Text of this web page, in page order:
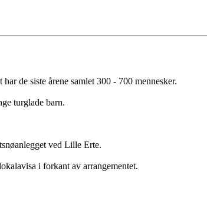
de siste årene samlet 300 - 700 mennesker.
turglade barn.
ved Lille Erte.
i forkant av arrangementet.